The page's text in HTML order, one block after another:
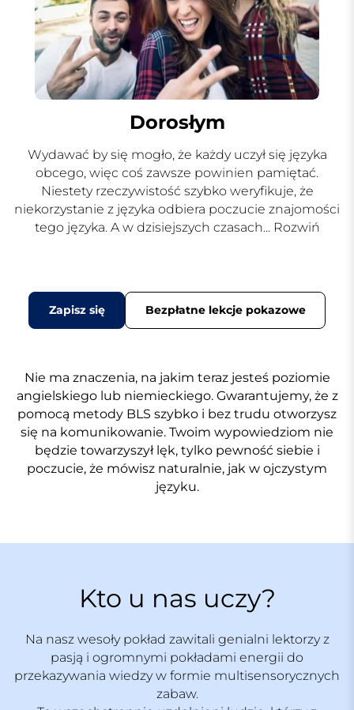
Dorosłym
Wydawać by się mogło, że każdy uczył się języka
obcego, więc coś zawsze powinien pamiętać.
Niestety rzeczywistość szybko weryfikuje, że
niekorzystanie z języka odbiera poczucie znajomości
tego języka. A w dzisiejszych czasach... Rozwiń
Zapisz się Bezpłatne lekcje pokazowe
Nie ma znaczenia, na jakim teraz jesteś poziomie
angielskiego lub niemieckiego. Gwarantujemy, że z
pomocą metody BLS szybko i bez trudu otworzysz
się na komunikowanie. Twoim wypowiedziom nie
będzie towarzyszył lęk, tylko pewność siebie i
poczucie, że mówisz naturalnie, jak w ojczystym
języku.
Kto u nas uczy?
Na nasz wesoły pokład zawitali genialni lektorzy z
pasją i ogromnymi pokładami energii do
przekazywania wiedzy w formie multisensorycznych
zabaw.